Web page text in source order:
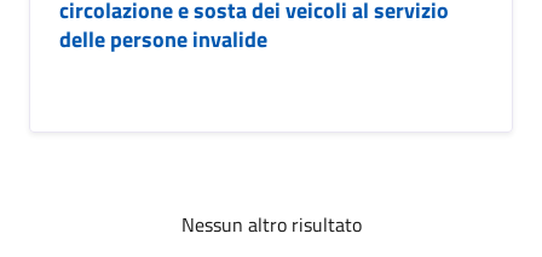
circolazione e sosta dei veicoli al servizio
delle persone invalide
Nessun altro risultato